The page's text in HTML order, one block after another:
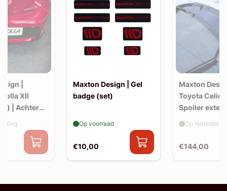
|
XII
| Achter
Maxton Design | Gel
badge (set)
€10,00
Op voorraad
Maxton
Toyota
Spoiler
€144,00
Op